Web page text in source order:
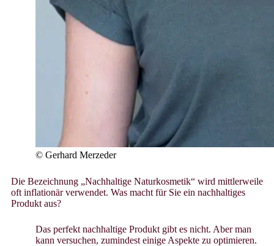
© Gerhard Merzeder
Die Bezeichnung „Nachhaltige Naturkosmetik“ wird mittlerweile
oft inflationär verwendet. Was macht für Sie ein nachhaltiges
Produkt aus?
Das perfekt nachhaltige Produkt gibt es nicht. Aber man
kann versuchen, zumindest einige Aspekte zu optimieren.